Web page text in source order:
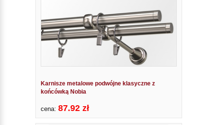
Karnisze metalowe podwójne klasyczne z
końcówką Nobia
cena: 87.92 zł